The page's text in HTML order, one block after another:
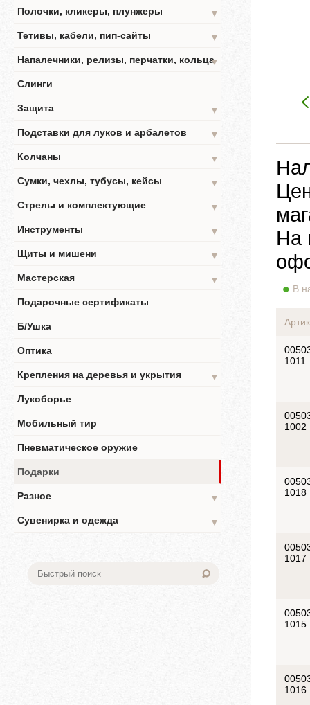
Полочки, кликеры, плунжеры
▼
Тетивы, кабели, пип-сайты
▼
Напалечники, релизы, перчатки, кольца▼
Слинги
Защита
▼
Подставки для луков и арбалетов
▼
Колчаны
▼
Сумки, чехлы, тубусы, кейсы
▼
Стрелы и комплектующие
▼
Инструменты
▼
Щиты и мишени
▼
Мастерская
▼
Подарочные сертификаты
Б/Ушка
Оптика
Крепления на деревья и укрытия
▼
Лукоборье
Мобильный тир
Пневматическое оружие
Подарки
Разное
▼
Сувенирка и одежда
▼
На
В
1011
1002
1018
1017
1015
1016